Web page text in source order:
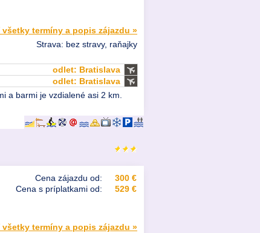
termíny a popis zájazdu »
Strava: bez stravy, raňajky
odlet: Bratislava
odlet: Bratislava
a barmi je vzdialené asi 2 km.
Cena zájazdu od:
300 €
Cena s príplatkami od:
529 €
termíny a popis zájazdu »